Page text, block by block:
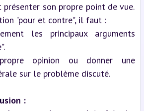
son propre point de vue.
"pour et contre", il faut :
les principaux arguments
opinion ou donner une
sur le problème discuté.
: